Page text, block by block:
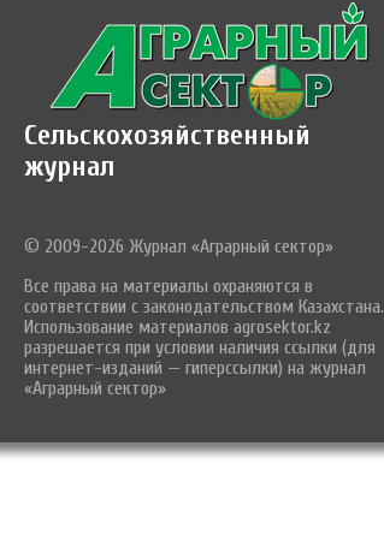
Сельскохозяйственный
журнал
© 2009-2026 Журнал «Аграрный сектор»
Все права на материалы охраняются в
соответствии с законодательством Казахстана.
Использование материалов agrosektor.kz
разрешается при условии наличия ссылки (для
интернет-изданий — гиперссылки) на журнал
«Аграрный сектор»